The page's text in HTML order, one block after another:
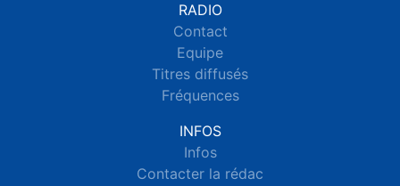
RADIO
Contact
Equipe
Titres diffusés
Fréquences
INFOS
Infos
Contacter la rédac